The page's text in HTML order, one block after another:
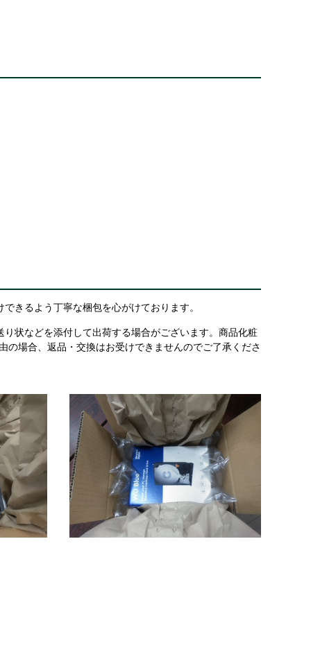
きるよう丁寧な梱包を心がけております。
状などを添付して出荷する場合がございます。商品化粧
場合、返品・交換はお受けできませんのでご了承くださ